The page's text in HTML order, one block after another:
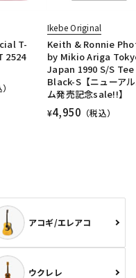
T-
2524
Ikebe Original
Keith & Ronnie
by Mikio Ariga
Japan 1990 S/S Tee
Black-S【ニューア
ム発売記念sale!!】
¥4,950 （税込）
アコギ/エレアコ
ウクレレ